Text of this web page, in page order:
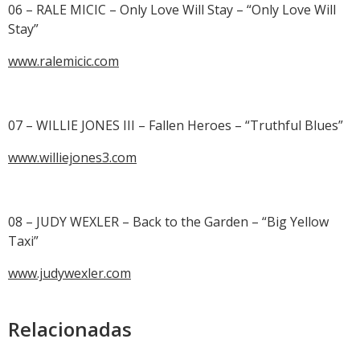
06 – RALE MICIC – Only Love Will Stay – “Only Love Will
Stay”
www.ralemicic.com
07 – WILLIE JONES III – Fallen Heroes – “Truthful Blues”
www.williejones3.com
08 – JUDY WEXLER – Back to the Garden – “Big Yellow
Taxi”
www.judywexler.com
Relacionadas